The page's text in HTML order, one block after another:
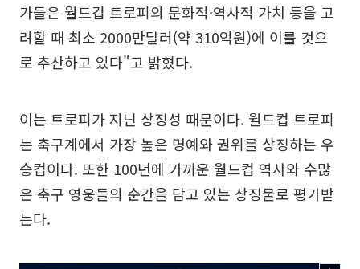
가들은 월드컵 트로피의 문화적·역사적 가치 등을 고
려할 때 최소 2000만달러(약 310억원)에 이를 것으
로 추산하고 있다"고 밝혔다.
이는 트로피가 지닌 상징성 때문이다. 월드컵 트로피
는 축구계에서 가장 높은 명예와 권위를 상징하는 우
승컵이다. 또한 100년에 가까운 월드컵 역사와 수많
은 축구 영웅들의 순간을 담고 있는 상징물로 평가받
는다.